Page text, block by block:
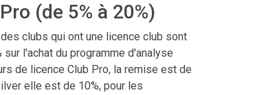
(de 5% à 20%)
clubs qui ont une licence club sont
l'achat du programme d'analyse
de licence Club Pro, la remise est de
elle est de 10%, pour les